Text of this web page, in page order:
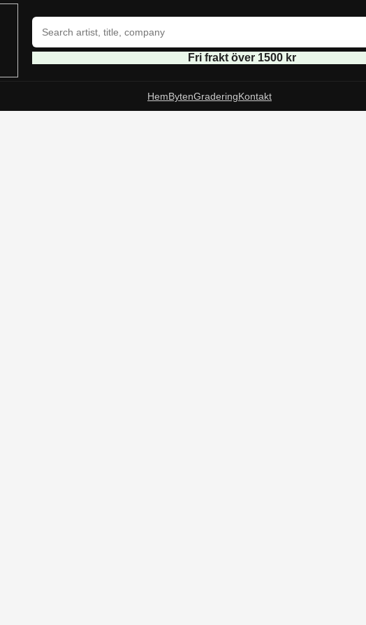
Fri frakt över 1500 kr
HemBytenGraderingKontakt